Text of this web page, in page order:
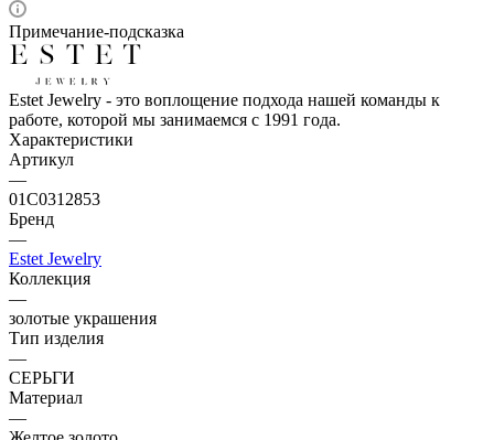
Примечание-подсказка
Estet Jewelry - это воплощение подхода нашей команды к
работе, которой мы занимаемся с 1991 года.
Характеристики
Артикул
—
01С0312853
Бренд
—
Estet Jewelry
Коллекция
—
золотые украшения
Тип изделия
—
СЕРЬГИ
Материал
—